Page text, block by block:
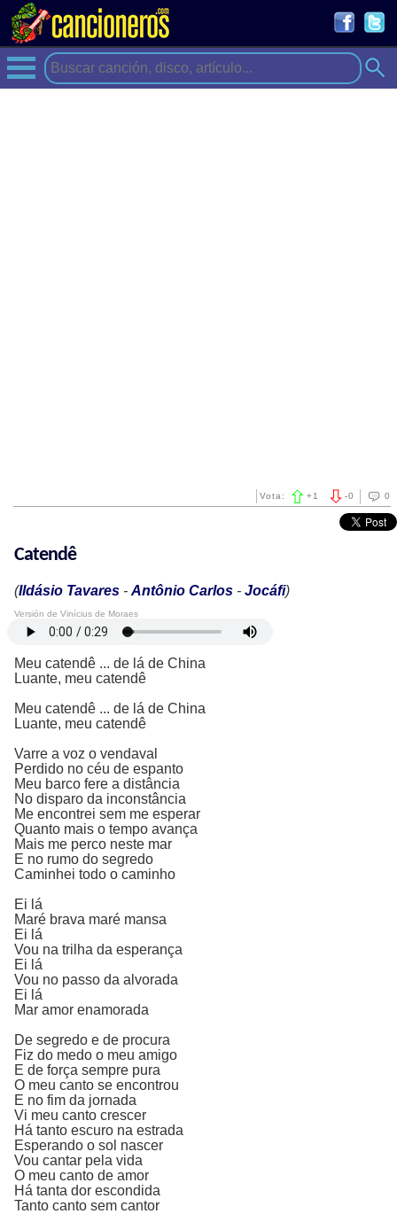
0
-0
Vota: +1
Catendê
(Ildásio Tavares - Antônio Carlos - Jocáfi)
Versión de Vinícius de Moraes
Meu catendê ... de lá de China
Luante, meu catendê
Meu catendê ... de lá de China
Luante, meu catendê
Varre a voz o vendaval
Perdido no céu de espanto
Meu barco fere a distância
No disparo da inconstância
Me encontrei sem me esperar
Quanto mais o tempo avança
Mais me perco neste mar
E no rumo do segredo
Caminhei todo o caminho
Ei lá
Maré brava maré mansa
Ei lá
Vou na trilha da esperança
Ei lá
Vou no passo da alvorada
Ei lá
Mar amor enamorada
De segredo e de procura
Fiz do medo o meu amigo
E de força sempre pura
O meu canto se encontrou
E no fim da jornada
Vi meu canto crescer
Há tanto escuro na estrada
Esperando o sol nascer
Vou cantar pela vida
O meu canto de amor
Há tanta dor escondida
Tanto canto sem cantor